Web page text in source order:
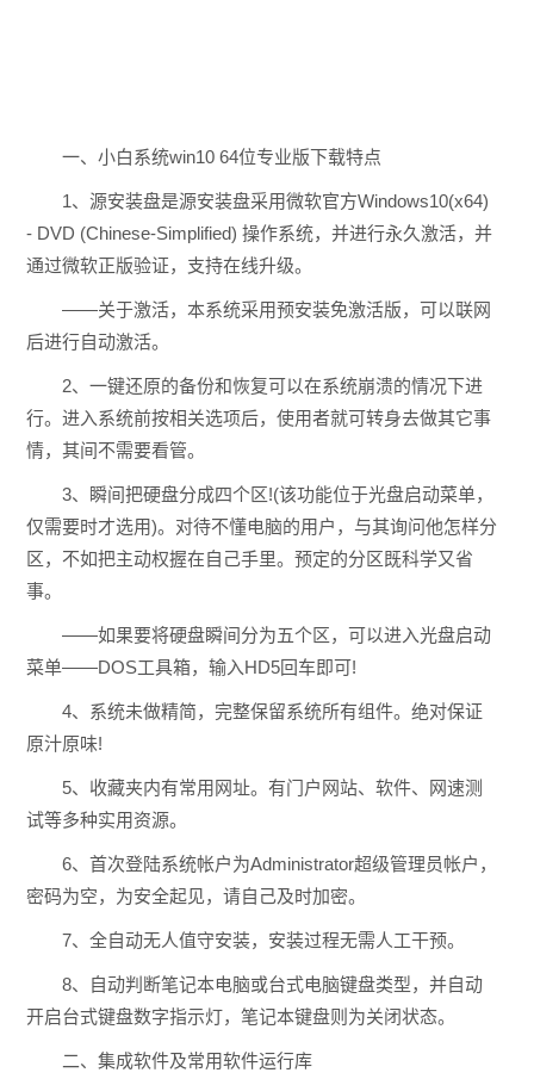
一、小白系统win10 64位专业版下载特点
1、源安装盘是源安装盘采用微软官方Windows10(x64)
- DVD (Chinese-Simplified) 操作系统，并进行永久激活，并
通过微软正版验证，支持在线升级。
——关于激活，本系统采用预安装免激活版，可以联网
后进行自动激活。
2、一键还原的备份和恢复可以在系统崩溃的情况下进
行。进入系统前按相关选项后，使用者就可转身去做其它事
情，其间不需要看管。
3、瞬间把硬盘分成四个区!(该功能位于光盘启动菜单，
仅需要时才选用)。对待不懂电脑的用户，与其询问他怎样分
区，不如把主动权握在自己手里。预定的分区既科学又省
事。
——如果要将硬盘瞬间分为五个区，可以进入光盘启动
菜单——DOS工具箱，输入HD5回车即可!
4、系统未做精简，完整保留系统所有组件。绝对保证
原汁原味!
5、收藏夹内有常用网址。有门户网站、软件、网速测
试等多种实用资源。
6、首次登陆系统帐户为Administrator超级管理员帐户，
密码为空，为安全起见，请自己及时加密。
7、全自动无人值守安装，安装过程无需人工干预。
8、自动判断笔记本电脑或台式电脑键盘类型，并自动
开启台式键盘数字指示灯，笔记本键盘则为关闭状态。
二、集成软件及常用软件运行库